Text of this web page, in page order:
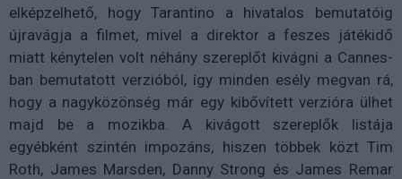
elképzelhető, hogy Tarantino a hivatalos bemutatóig
újravágja a filmet, mivel a direktor a feszes játékidő
miatt kénytelen volt néhány szereplőt kivágni a Cannes-
ban bemutatott verzióból, így minden esély megvan rá,
hogy a nagyközönség már egy kibővített verzióra ülhet
majd be a mozikba. A kivágott szereplők listája
egyébként szintén impozáns, hiszen többek közt Tim
Roth, James Marsden, Danny Strong és James Remar